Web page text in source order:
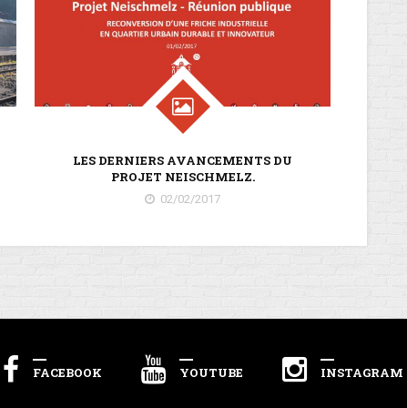
LES DERNIERS AVANCEMENTS DU
PROJET NEISCHMELZ.
02/02/2017
FACEBOOK YOUTUBE INSTAGRAM